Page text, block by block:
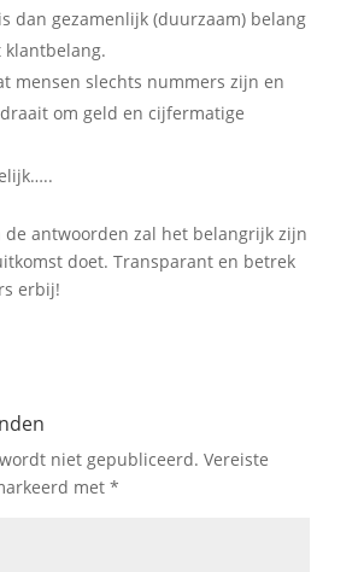
dan gezamenlijk (duurzaam) belang
klantbelang.
mensen slechts nummers zijn en
om geld en cijfermatige
de antwoorden zal het belangrijk zijn
doet. Transparant en betrek
erbij!
niet gepubliceerd. Vereiste
met *